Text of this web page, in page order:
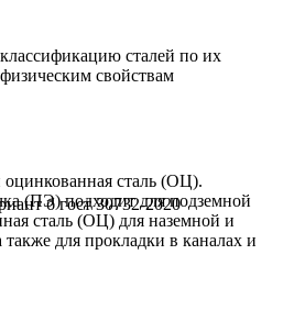
б гост 30732-2020
сталей по их
свойствам
сталь (ОЦ).
(ПЭ) подходит для подземной
сталь (ОЦ) для наземной и
для прокладки в каналах и